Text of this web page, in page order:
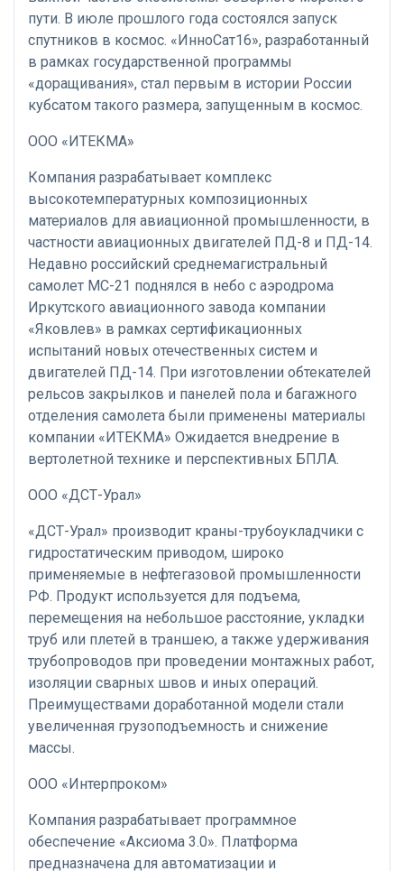
пути. В июле прошлого года состоялся запуск
спутников в космос. «ИнноСат16», разработанный
в рамках государственной программы
«доращивания», стал первым в истории России
кубсатом такого размера, запущенным в космос.
ООО «ИТЕКМА»
Компания разрабатывает комплекс
высокотемпературных композиционных
материалов для авиационной промышленности, в
частности авиационных двигателей ПД-8 и ПД-14.
Недавно российский среднемагистральный
самолет МС-21 поднялся в небо с аэродрома
Иркутского авиационного завода компании
«Яковлев» в рамках сертификационных
испытаний новых отечественных систем и
двигателей ПД-14. При изготовлении обтекателей
рельсов закрылков и панелей пола и багажного
отделения самолета были применены материалы
компании «ИТЕКМА» Ожидается внедрение в
вертолетной технике и перспективных БПЛА.
ООО «ДСТ-Урал»
«ДСТ-Урал» производит краны-трубоукладчики с
гидростатическим приводом, широко
применяемые в нефтегазовой промышленности
РФ. Продукт используется для подъема,
перемещения на небольшое расстояние, укладки
труб или плетей в траншею, а также удерживания
трубопроводов при проведении монтажных работ,
изоляции сварных швов и иных операций.
Преимуществами доработанной модели стали
увеличенная грузоподъемность и снижение
массы.
ООО «Интерпроком»
Компания разрабатывает программное
обеспечение «Аксиома 3.0». Платформа
предназначена для автоматизации и